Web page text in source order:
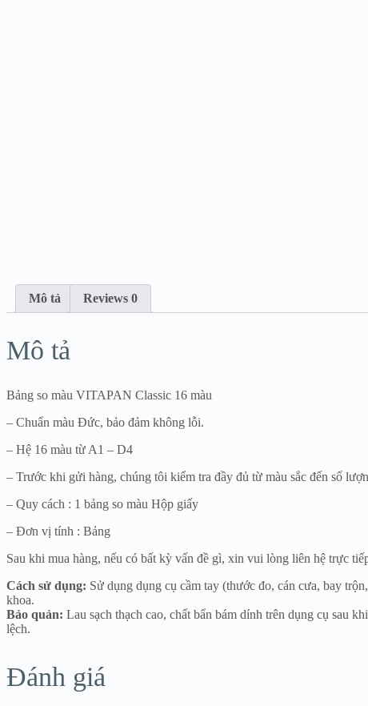
Mô tả Reviews 0
Mô tả
Bảng so màu VITAPAN Classic 16 màu
– Chuẩn màu Đức, bảo đảm không lỗi.
– Hệ 16 màu từ A1 – D4
– Trước khi gửi hàng, chúng tôi kiểm tra đầy đủ từ màu sắc đến số
– Quy cách : 1 bảng so màu Hộp giấy
– Đơn vị tính : Bảng
Sau khi mua hàng, nếu có bất kỳ vấn đề gì, xin vui lòng liên hệ trực
Cách sử dụng: Sử dụng dụng cụ cầm tay (thước đo, cán cưa, bay
khoa.
Bảo quản: Lau sạch thạch cao, chất bẩn bám dính trên dụng cụ sau
lệch.
Đánh giá